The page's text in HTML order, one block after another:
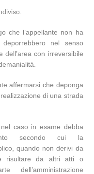
che l’appellante non ha
nel senso
dell’area con irreversibile
affermarsi che deponga
di una strada
caso in esame debba
secondo cui la
quando non derivi da
risultare da altri atti o
dell’amministrazione